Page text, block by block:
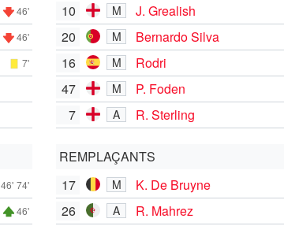
46'
46'
7'
46' 74'
46'
10 M J. Grealish
20 M Bernardo Silva
16 M
Rodri
47
M P. Foden
7 A R. Sterling
REMPLAÇANTS
17
M K. De Bruyne
26 A R. Mahrez